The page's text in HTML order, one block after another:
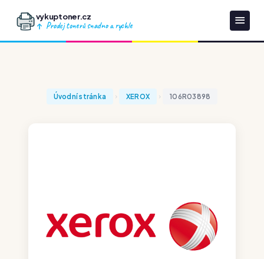
vykuptoner.cz
Prodej tonerů snadno a rychle
Úvodní stránka XEROX 106R03898